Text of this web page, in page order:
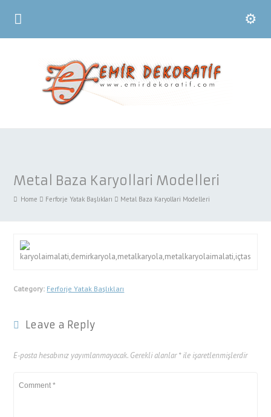
Metal Baza Karyollari Modelleri
Home Ferforje Yatak Başlıkları Metal Baza Karyollari Modelleri
Category: Ferforje Yatak Başlıkları
Leave a Reply
E-posta hesabınız yayımlanmayacak. Gerekli alanlar*ile işaretlenmişlerdir